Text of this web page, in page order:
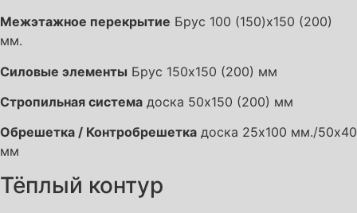
Межэтажное перекрытие Брус 100 (150)х150 (200)
мм.
Силовые элементы Брус 150х150 (200) мм
Стропильная система доска 50х150 (200) мм
Обрешетка / Контробрешетка доска 25х100 мм./50х40
мм
Тёплый контур